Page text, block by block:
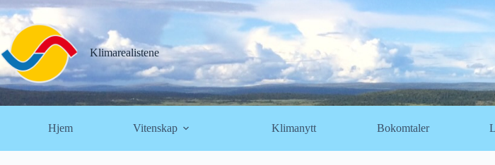
Hopp
til
innholdet
Klimarealistene
Hjem Vitenskap Klimanytt Bokomtaler